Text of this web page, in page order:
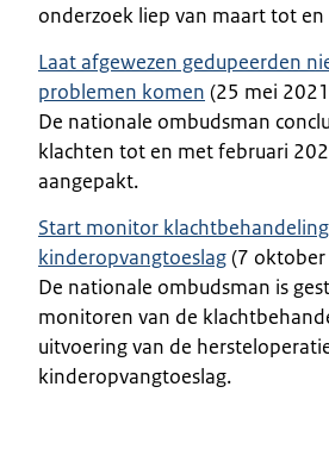
onderzoek liep van maart tot
Laat afgewezen gedupeerden
problemen komen (25 mei
De nationale ombudsman
klachten tot en met februari
aangepakt.
Start monitor
kinderopvangtoeslag(7
De nationale ombudsman is
monitoren van de
uitvoering van de
kinderopvangtoeslag.